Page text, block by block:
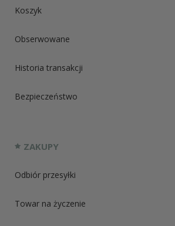
Koszyk
Obserwowane
Historia transakcji
Bezpieczeństwo
ZAKUPY
Odbiór przesyłki
Towar na życzenie